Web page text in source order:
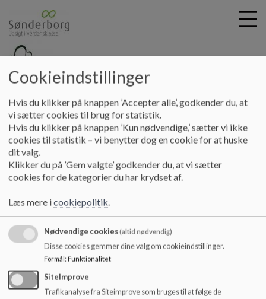
i
norreskov-skolen
Undervisning
Bekendtgørelse om formål, kompetencemål,
færdigheds- og vidensmål
Bekendtgørelse om formål,
kompetencemål, færdigheds- og
vidensmål
https://www.retsinformation.dk/eli/lta/2015/663
Cookieindstillinger
Hvis du klikker på knappen ’Accepter alle’, godkender du, at
vi sætter cookies til brug for statistik.
Hvis du klikker på knappen ’Kun nødvendige,’ sætter vi ikke
cookies til statistik – vi benytter dog en cookie for at huske
dit valg.
Klikker du på ’Gem valgte’ godkender du, at vi sætter
cookies for de kategorier du har krydset af.
Læs mere icookiepolitik.
Nødvendige cookies(altid nødvendig)
Disse cookies gemmer dine valg om cookieindstillinger.
Formål: Funktionalitet
SiteImprove
Trafikanalyse fra Siteimprove som bruges til at følge de